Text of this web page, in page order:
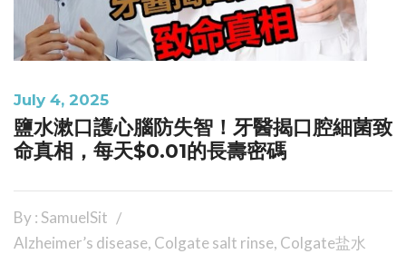
July 4, 2025
鹽水漱口護心腦防失智！牙醫揭口腔細菌致
命真相，每天$0.01的長壽密碼
By : SamuelSit
Alzheimer’s disease, Colgate salt rinse, Colgate盐水